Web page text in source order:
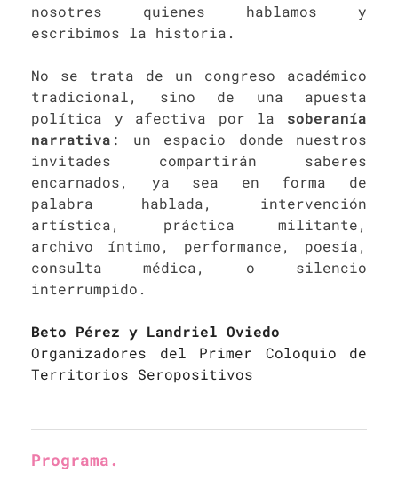
nosotres quienes hablamos y
escribimos la historia.
No se trata de un congreso académico
tradicional, sino de una apuesta
política y afectiva por la soberanía
narrativa : un espacio donde nuestros
invitades compartirán saberes
encarnados, ya sea en forma de
palabra hablada, intervención
artística, práctica militante,
archivo íntimo, performance, poesía,
consulta médica, o silencio
interrumpido.
Beto Pérez y Landriel Oviedo
Organizadores del Primer Coloquio de
Territorios Seropositivos
Programa.